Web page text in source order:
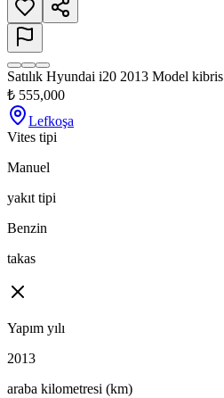
Satılık Hyundai i20 2013 Model kibris
₺ 555,000
Lefkoşa
Vites tipi
Manuel
yakıt tipi
Benzin
takas
Yapım yılı
2013
araba kilometresi (km)